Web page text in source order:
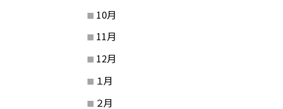
10月
11月
12月
１月
２月